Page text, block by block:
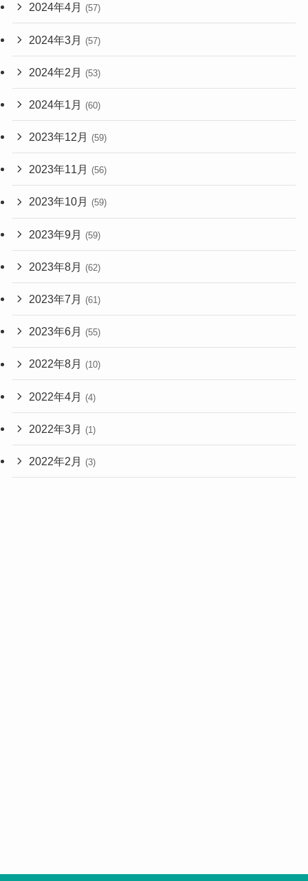
2024年4月 (57)
2024年3月 (57)
2024年2月 (53)
2024年1月 (60)
2023年12月 (59)
2023年11月 (56)
2023年10月 (59)
2023年9月 (59)
2023年8月 (62)
2023年7月 (61)
2023年6月 (55)
2022年8月 (10)
2022年4月 (4)
2022年3月 (1)
2022年2月 (3)